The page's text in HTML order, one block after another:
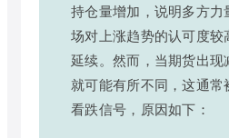
持仓量增加，说明多方
场对上涨趋势的认可度较
延续。然而，当期货出
就可能有所不同，这通常
看跌信号，原因如下：